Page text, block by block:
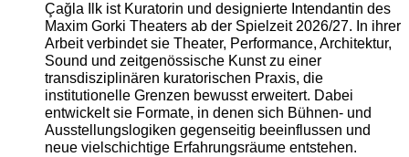
Çağla Ilk ist Kuratorin und designierte Intendantin des
Maxim Gorki Theaters ab der Spielzeit 2026/27. In ihrer
Arbeit verbindet sie Theater, Performance, Architektur,
Sound und zeitgenössische Kunst zu einer
transdisziplinären kuratorischen Praxis, die
institutionelle Grenzen bewusst erweitert. Dabei
entwickelt sie Formate, in denen sich Bühnen- und
Ausstellungslogiken gegenseitig beeinflussen und
neue vielschichtige Erfahrungsräume entstehen.